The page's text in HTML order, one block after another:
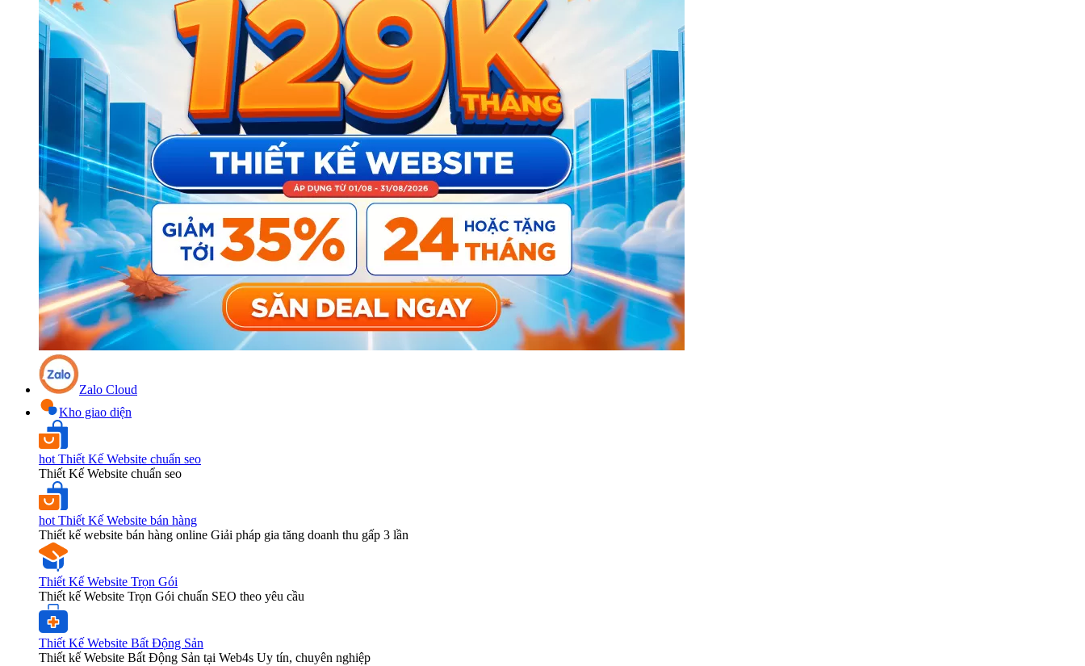
Zalo Cloud
Kho giao diện
hot Thiết Kế Website chuẩn seo
Thiết Kế Website chuẩn seo
hot Thiết Kế Website bán hàng
Thiết kế website bán hàng online Giải pháp gia tăng doanh thu gấp 3 lần
Thiết Kế Website Trọn Gói
Thiết kế Website Trọn Gói chuẩn SEO theo yêu cầu
Thiết Kế Website Bất Động Sản
Thiết kế Website Bất Động Sản tại Web4s Uy tín, chuyên nghiệp